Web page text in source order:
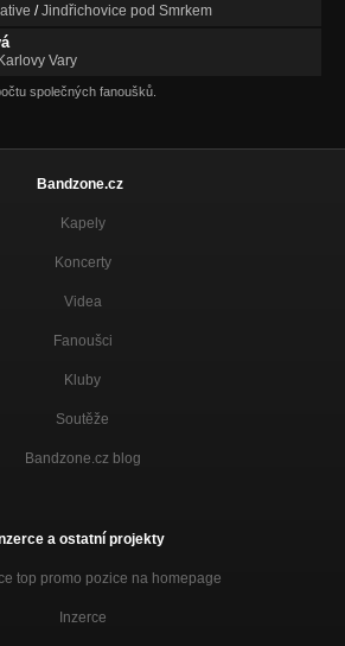
/Jindřichovice pod Smrkem
Karlovy Vary
společných fanoušků.
Bandzone.cz
Kapely
Koncerty
Videa
Fanoušci
Kluby
Soutěže
Bandzone.cz blog
a ostatní projekty
top promo pozice na homepage
Inzerce